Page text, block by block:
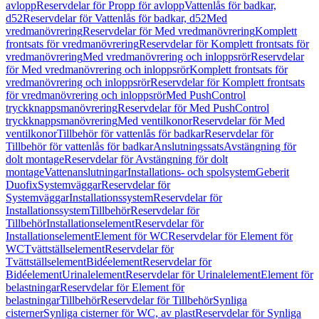
avloppReservdelar för Propp för avloppVattenlås för badkar,
d52Reservdelar för Vattenlås för badkar, d52Med
vredmanövreringReservdelar för Med vredmanövreringKomplett
frontsats för vredmanövreringReservdelar för Komplett frontsats för
vredmanövreringMed vredmanövrering och inloppsrörReservdelar
för Med vredmanövrering och inloppsrörKomplett frontsats för
vredmanövrering och inloppsrörReservdelar för Komplett frontsats
för vredmanövrering och inloppsrörMed PushControl
tryckknappsmanövreringReservdelar för Med PushControl
tryckknappsmanövreringMed ventilkonorReservdelar för Med
ventilkonorTillbehör för vattenlås för badkarReservdelar för
Tillbehör för vattenlås för badkarAnslutningssatsAvstängning för
dolt montageReservdelar för Avstängning för dolt
montageVattenanslutningarInstallations- och spolsystemGeberit
DuofixSystemväggarReservdelar för
SystemväggarInstallationssystemReservdelar för
InstallationssystemTillbehörReservdelar för
TillbehörInstallationselementReservdelar för
InstallationselementElement för WCReservdelar för Element för
WCTvättställselementReservdelar för
TvättställselementBidéelementReservdelar för
BidéelementUrinalelementReservdelar för UrinalelementElement för
belastningarReservdelar för Element för
belastningarTillbehörReservdelar för TillbehörSynliga
cisternerSynliga cisterner för WC, av plastReservdelar för Synliga